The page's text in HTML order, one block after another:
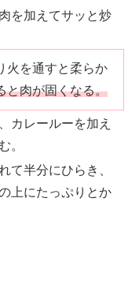
を加えてサッと炒
火を通すと柔らか
と肉が固くなる。
カレールーを加え
。
て半分にひらき、
上にたっぷりとか